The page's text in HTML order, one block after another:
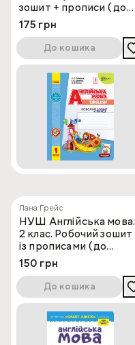
зошит + прописи (до
підручника Доценко І.
В.)
175 грн
До кошика
Лана Грейс
НУШ Англійська мова.
2 клас. Робочий зошит
із прописами (до
підруч. Г. К. Мітчелла)
150 грн
До кошика